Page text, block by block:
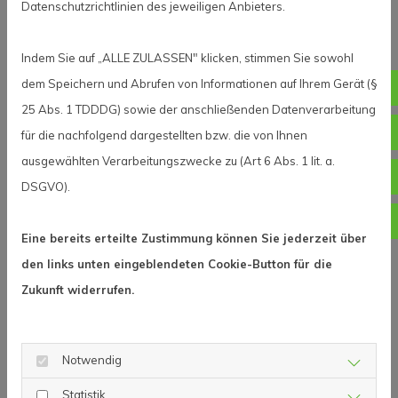
Redaktionell verantwortlich für den Inhalt
Hauptstraße 4
94244 Geiersthal
Verbraucherstreitbeilegungs-/
Wir nehmen an keinem Streitbeilegungsverfahren vor
einer Verbraucherschlichtungsstelle teil.
Haftung für Inhalte
Alle Inhalte unseres Internetauftritts wurden mit
Inhalte können wir jedoch keine Gewähr übernehmen.
Als Diensteanbieter sind wir für eigene Inhalte auf
Datenschutzrichtlinien des jeweiligen Anbieters.
Indem Sie auf „ALLE ZULASSEN" klicken, stimmen Sie sowohl
dem Speichern und Abrufen von Informationen auf Ihrem Gerät (§
25 Abs. 1 TDDDG) sowie der anschließenden Datenverarbeitung
für die nachfolgend dargestellten bzw. die von Ihnen
ausgewählten Verarbeitungszwecke zu (Art 6 Abs. 1 lit. a.
DSGVO).
Eine bereits erteilte Zustimmung können Sie jederzeit über
den links unten eingeblendeten Cookie-Button für die
Zukunft widerrufen.
Notwendig
Statistik